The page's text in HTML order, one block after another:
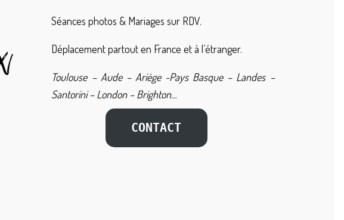
Séances photos & Mariages sur RDV.
Déplacement partout en France et à l’étranger.
Toulouse – Aude – Ariège -Pays Basque – Landes –
Santorini – London – Brighton…
CONTACT